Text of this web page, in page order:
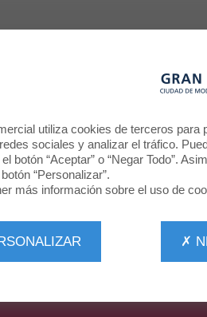
REBAJAS
utiliza cookies de terceros
sociales y analizar el tráfico.
botón “Aceptar” o “Negar Todo”.
“Personalizar”.
más información sobre el uso de
✗